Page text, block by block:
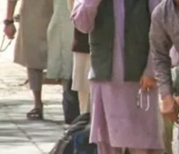
की
खुली
किस्मत
मिला
बिग
बॉस
16